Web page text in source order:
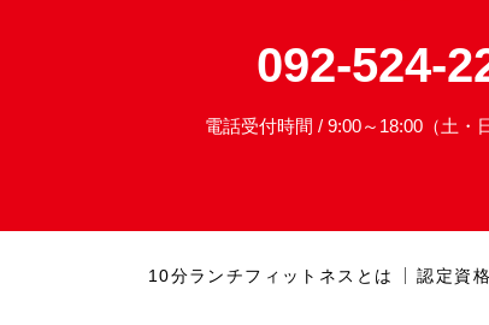
092-524-
電話受付時間 / 9:00～18:00（土・
10分ランチフィットネスとは 認定資